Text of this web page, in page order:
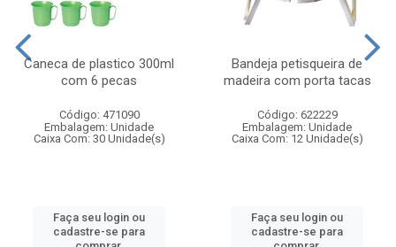
Caneca de plastico 300ml
com 6 pecas
Código: 471090
Embalagem: Unidade
Caixa Com: 30 Unidade(s)
Faça seu login ou
cadastre-se para
Bandeja petisqueira de
madeira com porta tacas
Código: 622229
Embalagem: Unidade
Caixa Com: 12 Unidade(s)
Faça seu login ou
cadastre-se para